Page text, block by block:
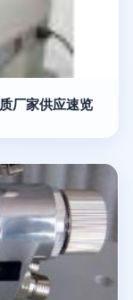
厂家供应速览